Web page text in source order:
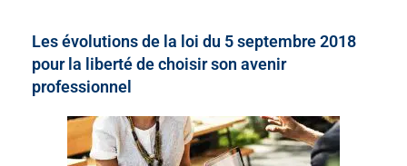
Les évolutions de la loi du 5 septembre 2018
pour la liberté de choisir son avenir
professionnel